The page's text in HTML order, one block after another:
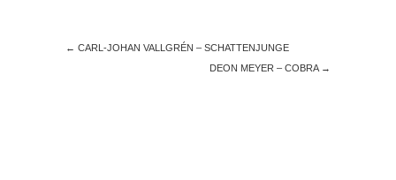
← CARL-JOHAN VALLGRÉN – SCHATTENJUNGE
DEON MEYER – COBRA →